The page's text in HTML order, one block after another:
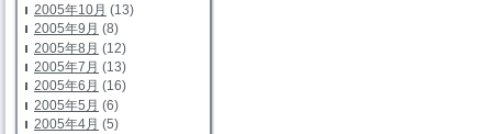
2005年10月 (13)
2005年9月 (8)
2005年8月 (12)
2005年7月 (13)
2005年6月 (16)
2005年5月 (6)
2005年4月 (5)